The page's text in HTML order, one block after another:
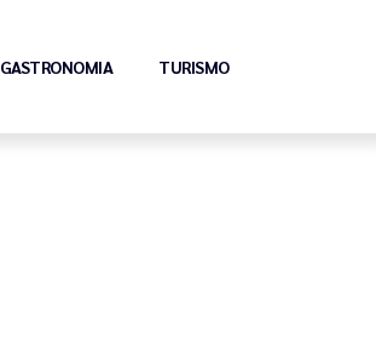
GASTRONOMIA TURISMO